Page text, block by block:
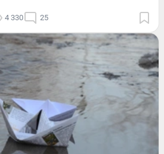
4 330 25